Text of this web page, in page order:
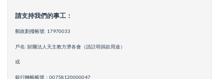
請支持我們的事工：
郵政劃撥帳號: 17970033
戶名: 財團法人天主教方濟各會（請註明捐款用途）
或
銀行轉帳帳號：00758120000047